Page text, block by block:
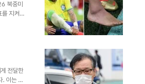
..북중미
지켜보
전 발생
려할 때
정상
전달한
. 이는 1